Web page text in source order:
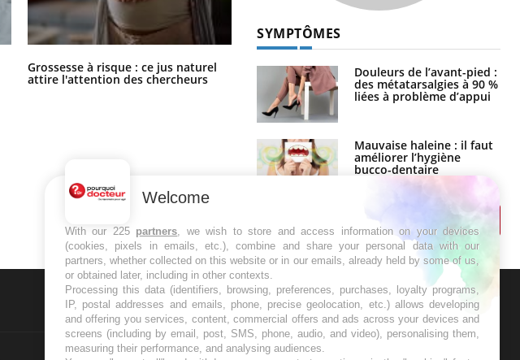
Grossesse à risque : ce jus naturel
attire l'attention des chercheurs
Comment oublier les écrans en
vacances ?
SYMPTÔMES
Douleurs de l’avant-pied :
des métatarsalgies à 90 %
liées à problème d’appui
Mauvaise haleine : il faut
améliorer l’hygiène
bucco-dentaire
NEWSLETTER
Recevez toutes les semaines les meilleures
Welcome
With our 225 partners, we wish to store and access information on your devices
(cookies, pixels in emails, etc.), combine and share your personal data with our
partners, whether collected on this website or in our emails, already held by some of us,
or obtained later, including in other contexts.
Processing this data (identifiers, browsing, preferences, purchases, loyalty programs,
IP, postal addresses and emails, phone, precise geolocation, etc.) allows developing
and offering you services, content, commercial offers and ads across your devices and
screens (including by email, post, SMS, phone, audio, and video), personalising them,
measuring their performance, and analysing audiences.